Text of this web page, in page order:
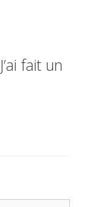
fait un